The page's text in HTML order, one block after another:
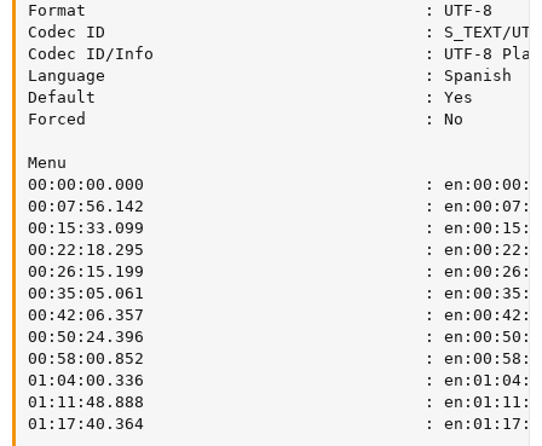
Format                                   : UTF-8
Codec ID                                 : S_TEXT/
Codec ID/Info                            : UTF-8
Language                                 : Spanish
Default                                  : Yes
Forced                                   : No
Menu
00:00:00.000                             :
00:07:56.142                             :
00:15:33.099                             :
00:22:18.295                             :
00:26:15.199                             :
00:35:05.061                             :
00:42:06.357                             :
00:50:24.396                             :
00:58:00.852                             :
01:04:00.336                             :
01:11:48.888                             :
01:17:40.364                             :